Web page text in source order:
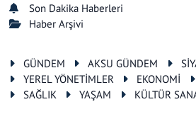
Son Dakika Haberleri
Haber Arşivi
GÜNDEM AKSU GÜNDEM
YEREL YÖNETİMLER
EKONOMİ
SAĞLIK
YAŞAM KÜLTÜR